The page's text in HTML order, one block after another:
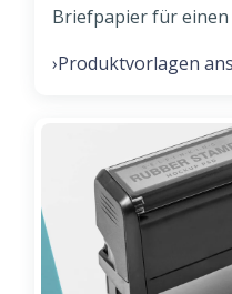
Briefpapier für
›Produktvorlagen